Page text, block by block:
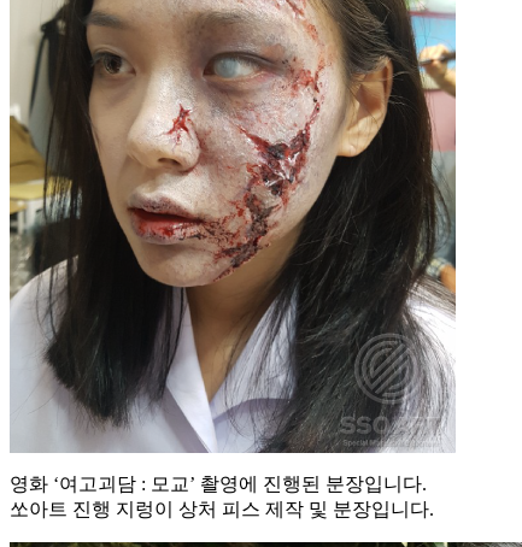
영화 ‘여고괴담 : 모교’ 촬영에 진행된 분장입니다.
쏘아트 진행 지렁이 상처 피스 제작 및 분장입니다.